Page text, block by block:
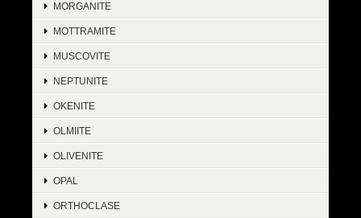
MORGANITE
MOTTRAMITE
MUSCOVITE
NEPTUNITE
OKENITE
OLMIITE
OLIVENITE
OPAL
ORTHOCLASE